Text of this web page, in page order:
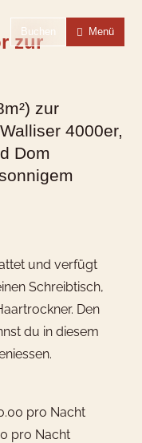
Buchen Menü
zur
zur
4000er,
Dom
und verfügt
Schreibtisch,
Den
du in diesem
pro Nacht
pro Nacht